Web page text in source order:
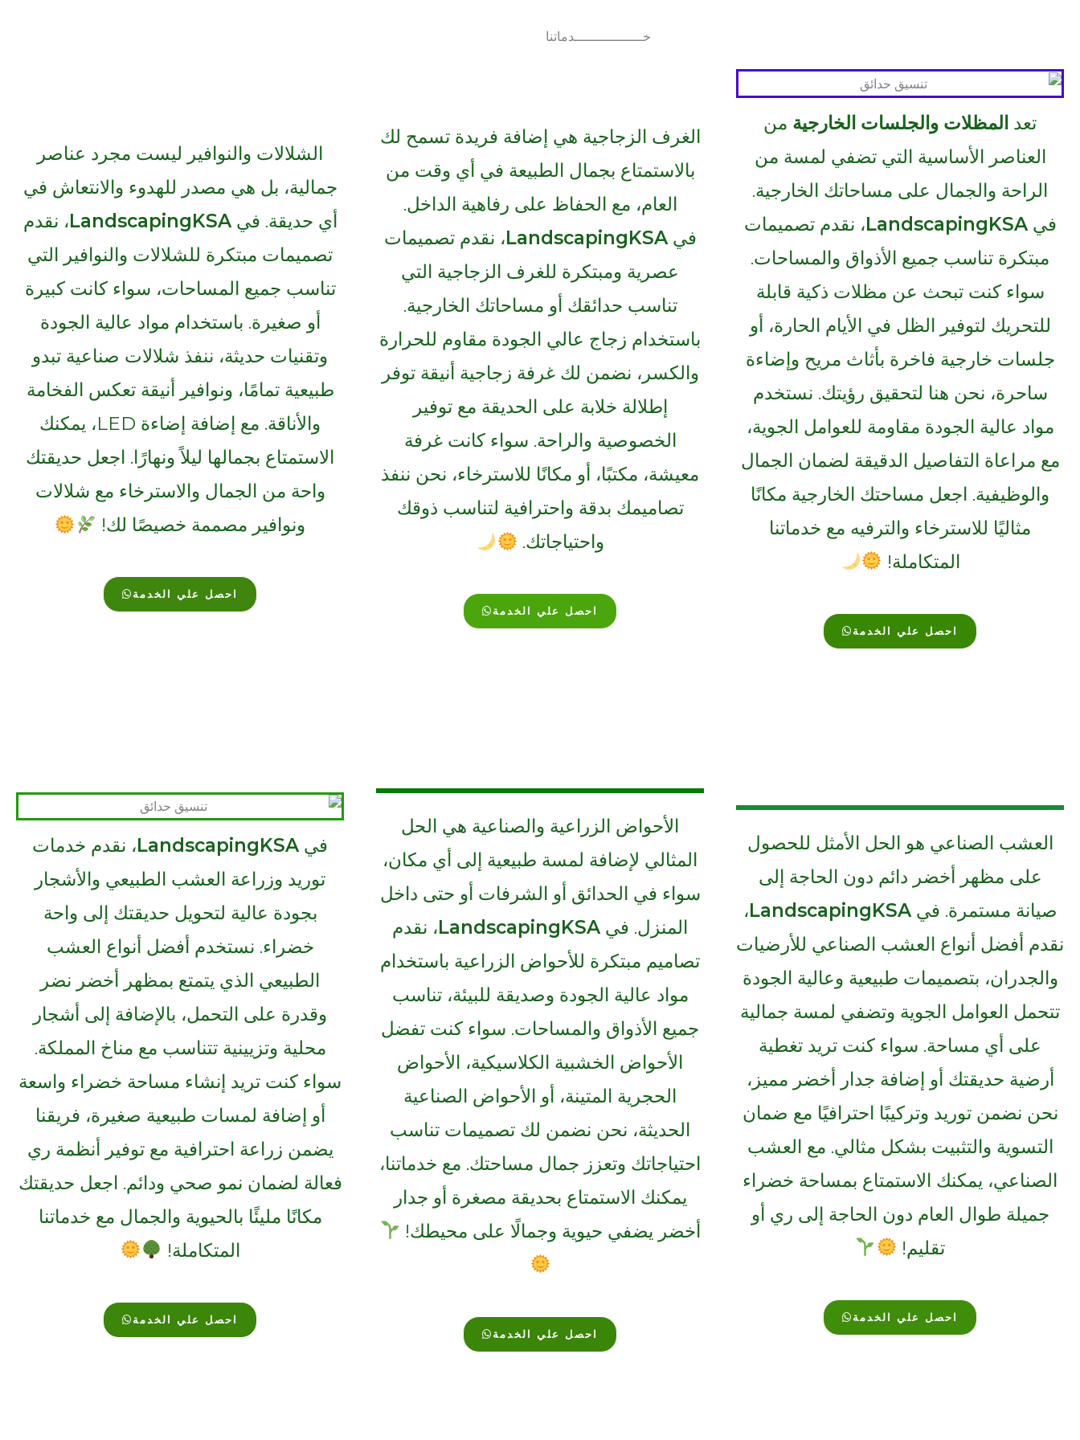
خـــــــــــــــــدماتنا
تعد المظلات والجلسات الخارجية من
العناصر الأساسية التي تضفي لمسة من
الراحة والجمال على مساحاتك الخارجية.
فيLandscapingKSA، نقدم تصميمات
مبتكرة تناسب جميع الأذواق والمساحات.
سواء كنت تبحث عن مظلات ذكية قابلة
للتحريك لتوفير الظل في الأيام الحارة، أو
جلسات خارجية فاخرة بأثاث مريح وإضاءة
ساحرة، نحن هنا لتحقيق رؤيتك. نستخدم
مواد عالية الجودة مقاومة للعوامل الجوية،
مع مراعاة التفاصيل الدقيقة لضمان الجمال
والوظيفية. اجعل مساحتك الخارجية مكانًا
مثاليًا للاسترخاء والترفيه مع خدماتنا
المتكاملة!
احصل علي الخدمة
الغرف الزجاجية هي إضافة فريدة تسمح لك
بالاستمتاع بجمال الطبيعة في أي وقت من
العام، مع الحفاظ على رفاهية الداخل.
فيLandscapingKSA، نقدم تصميمات
عصرية ومبتكرة للغرف الزجاجية التي
تناسب حدائقك أو مساحاتك الخارجية.
باستخدام زجاج عالي الجودة مقاوم للحرارة
والكسر، نضمن لك غرفة زجاجية أنيقة توفر
إطلالة خلابة على الحديقة مع توفير
الخصوصية والراحة. سواء كانت غرفة
معيشة، مكتبًا، أو مكانًا للاسترخاء، نحن ننفذ
تصاميمك بدقة واحترافية لتناسب ذوقك
واحتياجاتك.
احصل علي الخدمة
الشلالات والنوافير ليست مجرد عناصر
جمالية، بل هي مصدر للهدوء والانتعاش في
أي حديقة. فيLandscapingKSA، نقدم
تصميمات مبتكرة للشلالات والنوافير التي
تناسب جميع المساحات، سواء كانت كبيرة
أو صغيرة. باستخدام مواد عالية الجودة
وتقنيات حديثة، ننفذ شلالات صناعية تبدو
طبيعية تمامًا، ونوافير أنيقة تعكس الفخامة
والأناقة. مع إضافة إضاءة LED، يمكنك
الاستمتاع بجمالها ليلاً ونهارًا. اجعل حديقتك
واحة من الجمال والاسترخاء مع شلالات
ونوافير مصممة خصيصًا لك!
احصل علي الخدمة
العشب الصناعي هو الحل الأمثل للحصول
على مظهر أخضر دائم دون الحاجة إلى
صيانة مستمرة. فيLandscapingKSA،
نقدم أفضل أنواع العشب الصناعي للأرضيات
والجدران، بتصميمات طبيعية وعالية الجودة
تتحمل العوامل الجوية وتضفي لمسة جمالية
على أي مساحة. سواء كنت تريد تغطية
أرضية حديقتك أو إضافة جدار أخضر مميز،
نحن نضمن توريد وتركيبًا احترافيًا مع ضمان
التسوية والتثبيت بشكل مثالي. مع العشب
الصناعي، يمكنك الاستمتاع بمساحة خضراء
جميلة طوال العام دون الحاجة إلى ري أو
تقليم!
احصل علي الخدمة
الأحواض الزراعية والصناعية هي الحل
المثالي لإضافة لمسة طبيعية إلى أي مكان،
سواء في الحدائق أو الشرفات أو حتى داخل
المنزل. فيLandscapingKSA، نقدم
تصاميم مبتكرة للأحواض الزراعية باستخدام
مواد عالية الجودة وصديقة للبيئة، تناسب
جميع الأذواق والمساحات. سواء كنت تفضل
الأحواض الخشبية الكلاسيكية، الأحواض
الحجرية المتينة، أو الأحواض الصناعية
الحديثة، نحن نضمن لك تصميمات تناسب
احتياجاتك وتعزز جمال مساحتك. مع خدماتنا،
يمكنك الاستمتاع بحديقة مصغرة أو جدار
أخضر يضفي حيوية وجمالًا على محيطك!
احصل علي الخدمة
فيLandscapingKSA، نقدم خدمات
توريد وزراعة العشب الطبيعي والأشجار
بجودة عالية لتحويل حديقتك إلى واحة
خضراء. نستخدم أفضل أنواع العشب
الطبيعي الذي يتمتع بمظهر أخضر نضر
وقدرة على التحمل، بالإضافة إلى أشجار
محلية وتزيينية تتناسب مع مناخ المملكة.
سواء كنت تريد إنشاء مساحة خضراء واسعة
أو إضافة لمسات طبيعية صغيرة، فريقنا
يضمن زراعة احترافية مع توفير أنظمة ري
فعالة لضمان نمو صحي ودائم. اجعل حديقتك
مكانًا مليئًا بالحيوية والجمال مع خدماتنا
المتكاملة!
احصل علي الخدمة